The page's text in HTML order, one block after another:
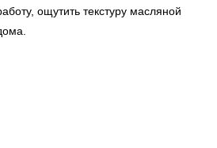
ощутить текстуру масляной